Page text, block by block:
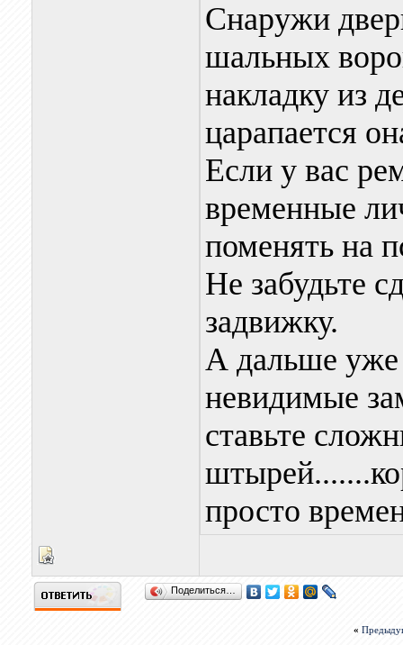
Снаружи
шальных
накладку из
царапается
Если у вас
временные
поменять на
Не забудьте
задвижку.
А дальше уже
невидимые
ставьте
просто
Поделиться…
«